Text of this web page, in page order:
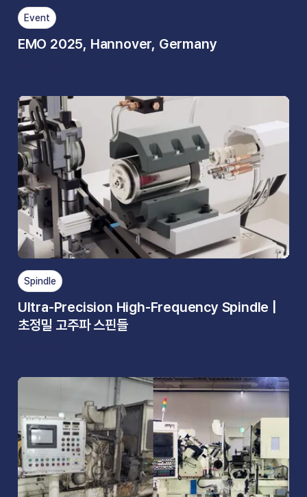
Event
EMO 2025, Hannover, Germany
Spindle
Ultra-Precision High-Frequency Spindle |
초정밀 고주파 스핀들